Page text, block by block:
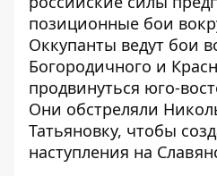
позиционные бои
Оккупанты ведут бои
Богородичного и
продвинуться юго-
Они обстреляли
Татьяновку, чтобы
наступления на